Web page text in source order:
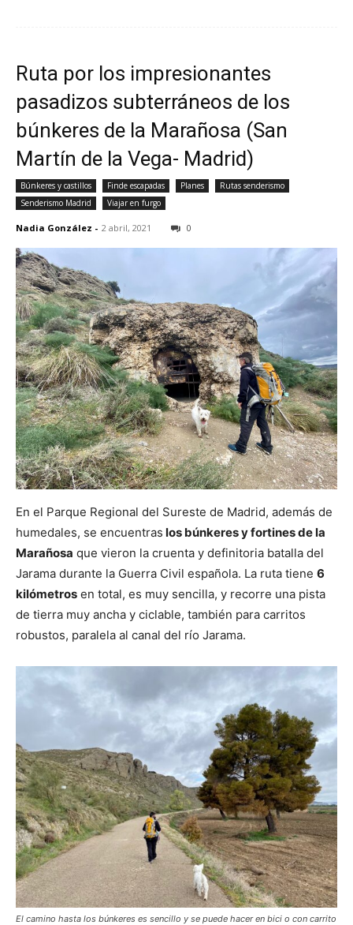
Ruta por los impresionantes
pasadizos subterráneos de los
búnkeres de la Marañosa (San
Martín de la Vega- Madrid)
Búnkeres y castillos Finde escapadas Planes
Rutas senderismo
Senderismo Madrid
Viajar en furgo
Nadia González - 2 abril, 2021 0
En el Parque Regional del Sureste de Madrid, además de
humedales, se encuentras los búnkeres y fortines de la
Marañosa que vieron la cruenta y definitoria batalla del
Jarama durante la Guerra Civil española. La ruta tiene 6
kilómetros en total, es muy sencilla, y recorre una pista
de tierra muy ancha y ciclable, también para carritos
robustos, paralela al canal del río Jarama.
El camino hasta los búnkeres es sencillo y se puede hacer en bici o con carrito